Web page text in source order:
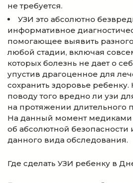
не требуется.
УЗИ это абсолютно
информативное
помогающее выявить
любой стадии, включая
которых болезнь не дает о
упустив драгоценное для
сохранить здоровье
поводу того вредно ли узи
на протяжении длительного
На данный момент
об абсолютной безопасности
данного вида обследования.
Где сделать УЗИ ребенку в